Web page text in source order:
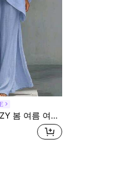
성용 루즈핏 블라우스 탑과 플로잉 화이트 투피스 세트